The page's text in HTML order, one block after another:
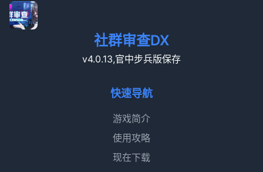
社群审查DX
v4.0.13,官中步兵版保存
快速导航
游戏简介
使用攻略
现在下载